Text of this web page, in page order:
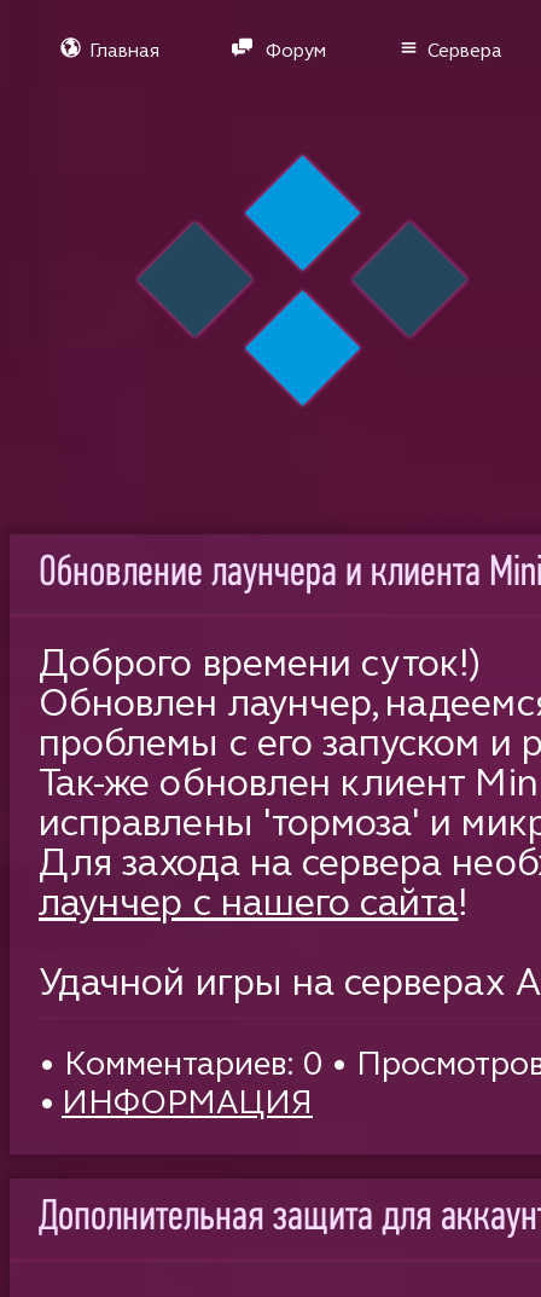
Главная Форум Сервера
Обновление лаунчера и клиента
Доброго времени суток!)
Обновлен лаунчер,
проблемы с его запуском и
Так-же обновлен клиент
исправлены 'тормоза' и
Для захода на сервера
лаунчер с нашего сайта!
Удачной игры на серверах
• Комментариев: 0 •
• ИНФОРМАЦИЯ
Дополнительная защита для